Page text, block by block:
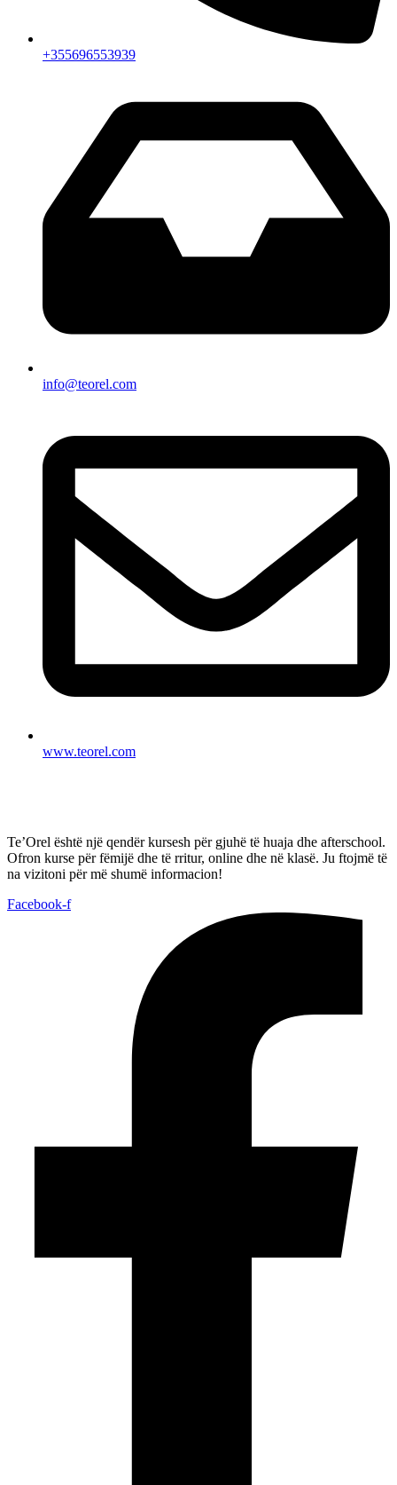
+355696553939
info@teorel.com
www.teorel.com
Te’Orel është një qendër kursesh për gjuhë të huaja dhe afterschool.
Ofron kurse për fëmijë dhe të rritur, online dhe në klasë. Ju ftojmë të
na vizitoni për më shumë informacion!
Facebook-f